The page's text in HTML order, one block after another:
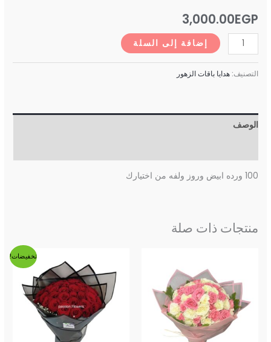
3,000.00EGP
إضافة إلى السلة
التصنيف:هدايا باقات الزهور
الوصف
100 ورده ابيض وروز ولفه من اختيارك
منتجات ذات صلة
تخفيضات!
الأصلي
هو:
2,000.00EGP.
السعر
الحالي
600.00EGP.